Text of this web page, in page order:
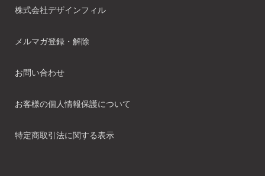
株式会社デザインフィル
メルマガ登録・解除
お問い合わせ
お客様の個人情報保護について
特定商取引法に関する表示